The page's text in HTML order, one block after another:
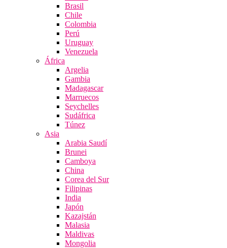
Brasil
Chile
Colombia
Perú
Uruguay
Venezuela
África
Argelia
Gambia
Madagascar
Marruecos
Seychelles
Sudáfrica
Túnez
Asia
Arabia Saudí
Brunei
Camboya
China
Corea del Sur
Filipinas
India
Japón
Kazajstán
Malasia
Maldivas
Mongolia